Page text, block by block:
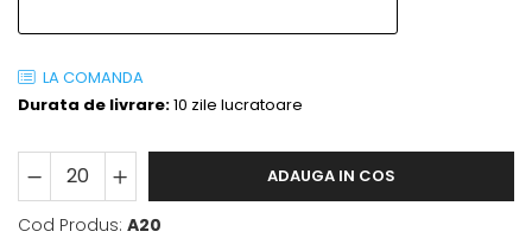
LA COMANDA
Durata de livrare:10 zile lucratoare
ADAUGA IN COS
Cod Produs: A20